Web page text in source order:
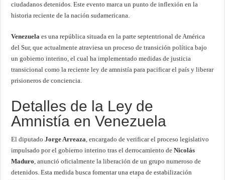
ciudadanos detenidos. Este evento marca un punto de inflexión en la
historia reciente de la nación sudamericana.
Venezuela es una república situada en la parte septentrional de América
del Sur, que actualmente atraviesa un proceso de transición política bajo
un gobierno interino, el cual ha implementado medidas de justicia
transicional como la reciente ley de amnistía para pacificar el país y liberar
prisioneros de conciencia.
Detalles de la Ley de
Amnistía en Venezuela
El diputadoJorge Arreaza, encargado de verificar el proceso legislativo
impulsado por el gobierno interino tras el derrocamiento deNicolás
Maduro, anunció oficialmente la liberación de un grupo numeroso de
detenidos. Esta medida busca fomentar una etapa de estabilización